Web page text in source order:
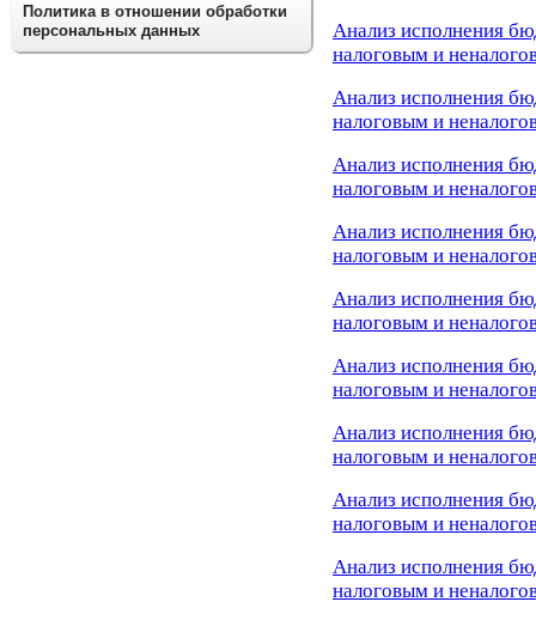
Анализ исполнения
налоговым и
Анализ исполнения
налоговым и
Анализ исполнения
налоговым и
Анализ исполнения
налоговым и
Анализ исполнения
налоговым и
Анализ исполнения
налоговым и
Анализ исполнения
налоговым и
Анализ исполнения
налоговым и
Анализ исполнения
налоговым и
Политика в отношении обработки
персональных данных